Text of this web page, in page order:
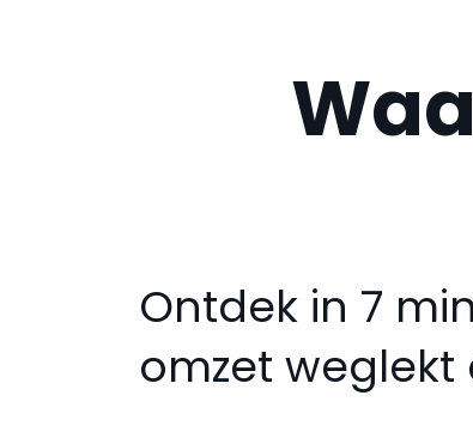
Ontdek in 7
omzet